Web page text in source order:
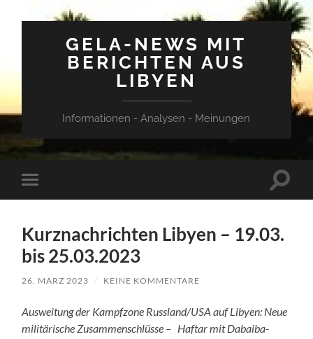
GELA-NEWS MIT
BERICHTEN AUS
LIBYEN
Informationen - Analysen - Meinungen
Mobile-
Menü
Kurznachrichten Libyen – 19.03.
bis 25.03.2023
26. MÄRZ 2023 / KEINE KOMMENTARE
Ausweitung der Kampfzone Russland/USA auf Libyen: Neue
militärische Zusammenschlüsse – Haftar mit Dabaiba-